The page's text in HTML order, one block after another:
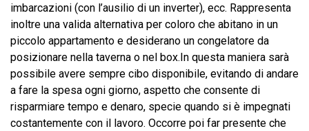
imbarcazioni (con l’ausilio di un inverter), ecc. Rappresenta
inoltre una valida alternativa per coloro che abitano in un
piccolo appartamento e desiderano un congelatore da
posizionare nella taverna o nel box.In questa maniera sarà
possibile avere sempre cibo disponibile, evitando di andare
a fare la spesa ogni giorno, aspetto che consente di
risparmiare tempo e denaro, specie quando si è impegnati
costantemente con il lavoro. Occorre poi far presente che